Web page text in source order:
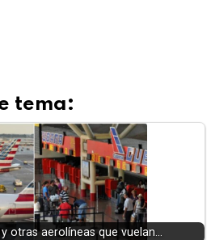
tema:
otras aerolíneas que vuelan…